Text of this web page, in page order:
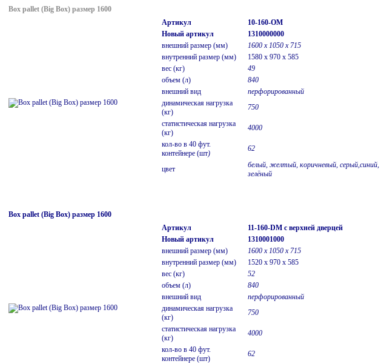
Box pallet (Big Box) размер 1600
Артикул
10-160-ОM
Новый артикул
1310000000
внешний размер (мм)
1600 х 1050 х 715
внутренний размер (мм)
1580 x 970 x 585
вес (кг)
49
объем (л)
840
внешний вид
перфорированный
динамическая нагрузка
(кг)
750
статистическая нагрузка
(кг)
4000
кол-во в 40 фут.
контейнере (шт)
62
цвет
белый, желтый, коричневый, серый,синий,
зелёный
Box pallet (Big Box) размер 1600
Артикул
11-160-DM с верхней дверцей
Новый артикул
1310001000
внешний размер (мм)
1600 х 1050 х 715
внутренний размер (мм)
1520 x 970 x 585
вес (кг)
52
объем (л)
840
внешний вид
перфорированный
динамическая нагрузка
(кг)
750
статистическая нагрузка
(кг)
4000
кол-во в 40 фут.
контейнере (шт)
62